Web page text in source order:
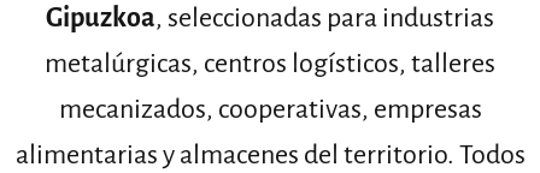
Gipuzkoa, seleccionadas para industrias
metalúrgicas, centros logísticos, talleres
mecanizados, cooperativas, empresas
alimentarias y almacenes del territorio. Todos